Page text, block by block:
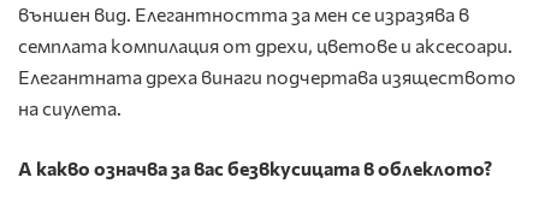
външен вид. Елегантността за мен се изразява в
семплата компилация от дрехи, цветове и аксесоари.
Елегантната дреха винаги подчертава изяществото
на сиулета.
А какво означва за вас безвкусицата в облеклото?